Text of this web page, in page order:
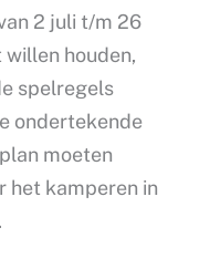
2 juli t/m 26
houden,
spelregels
ondertekende
moeten
het kamperen in